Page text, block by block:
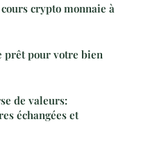
crypto monnaie à
prêt pour votre bien
de valeurs:
échangées et